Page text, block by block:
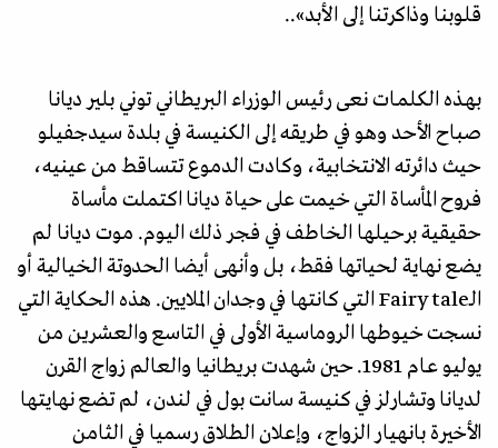
قلوبنا وذاكرتنا إلى الأبد»..
بهـذه الكلمـات نعی رئیس الوزراء البريطاني توني بلير ديانا
صباح الأحد وهو في طريقه إلى الكنيسة في بلدة سيدجفيلو
حيث دائرته الانتخابية، وكادت الدمـوع تتساقط من عينيه،
فـروح المأساة التي خيمت على حياة ديانا اكتملت مأساة
حقيقية برحيلها الخاطف في فجر ذلك اليوم. موت ديانا لم
يضع نهاية لحياتها فقط، بل وأنهى أيضا الحدوتة الخيالية أو
الـFairy tale التي كانتها في وجدان الملايين. هذه الحكاية التي
نسجت خيوطها الروماسية الأولى في التاسع والعشرين من
يوليو عـام 1981. حين شهدت بريطانيا والعالم زواج القرن
لديانا وتشارلز في كنيسة سانت بول في لندن، لم تضع نهايتها
الأخيرة بانهيار الزواج، وإعلان الطلاق رسميا في الثامن